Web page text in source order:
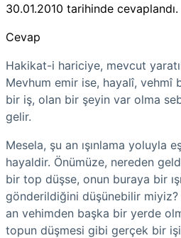
30.01.2010 tarihinde cevaplandı.
Cevap
Hakikat-i hariciye, mevcut
Mevhum emir ise, hayalî, vehmî
bir iş, olan bir şeyin var olma
gelir.
Mesela, şu an ışınlama yoluyla
hayaldir. Önümüze, nereden
bir top düşse, onun buraya bir
gönderildiğini düşünebilir miyiz?
an vehimden başka bir yerde
topun düşmesi gibi gerçek bir